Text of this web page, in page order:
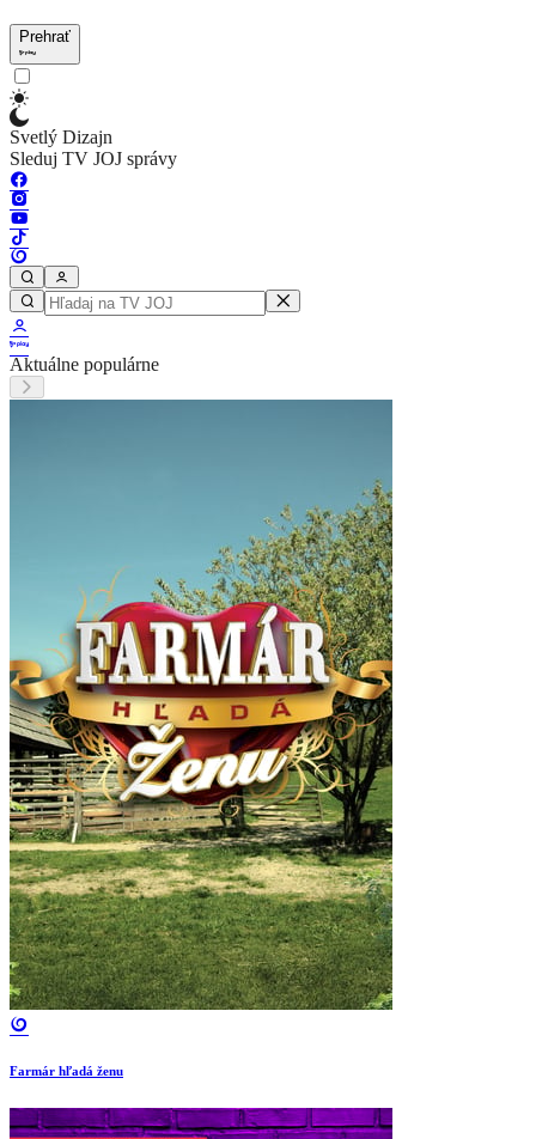
Prehrať
Svetlý Dizajn
Sleduj TV JOJ správy
Aktuálne populárne
Farmár hľadá ženu